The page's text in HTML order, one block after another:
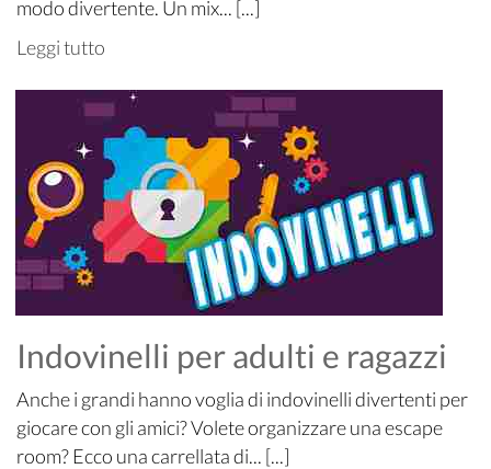
modo divertente. Un mix... [...]
Leggi tutto
Indovinelli per adulti e ragazzi
Anche i grandi hanno voglia di indovinelli divertenti per
giocare con gli amici? Volete organizzare una escape
room? Ecco una carrellata di... [...]